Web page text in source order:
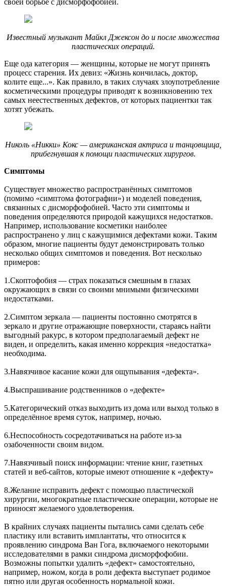
Известный музыкант Майкл Джексон до и после множества
пластических операций.
Еще ода категория — женщины, которые не могут принять
процесс старения. Их девиз: «Жизнь кончилась, доктор,
колите еще...». Как правило, в таких случаях злоупотребление
косметическими процедуры приводят к возникновению тех
самых неестественных дефектов, от которых пациентки так
хотят убежать.
Николь «Никки» Кокс — американская актриса и танцовщица,
прибегнувшая к помощи пластических хирургов.
Симптомы
Существует множество распространённых симптомов
(помимо «симптома фотографии») и моделей поведения,
связанных с дисморфофобией. Часто эти симптомы и
поведения определяются природой кажущихся недостатков.
Например, использование косметики наиболее
распространено у лиц с кажущимися дефектами кожи. Таким
образом, многие пациенты будут демонстрировать только
несколько общих симптомов и поведения. Вот несколько
примеров:
1.Скоптофобия — страх показаться смешным в глазах
окружающих в связи со своими мнимыми физическими
недостатками.
2.Симптом зеркала — пациенты постоянно смотрятся в
зеркало и другие отражающие поверхности, стараясь найти
выгодный ракурс, в котором предполагаемый дефект не
виден, и определить, какая именно коррекция «недостатка»
необходима.
3.Навязчивое касание кожи для ощупывания «дефекта».
4.Выспрашивание родственников о «дефекте»
5.Категорический отказ выходить из дома или выход только в
определённое время суток, например, ночью.
6.Неспособность сосредотачиваться на работе из-за
озабоченности своим видом.
7.Навязчивый поиск информации: чтение книг, газетных
статей и веб-сайтов, которые имеют отношение к «дефекту»
8.Желание исправить дефект с помощью пластической
хирургии, многократные пластические операции, которые не
приносят желаемого удовлетворения.
В крайних случаях пациенты пытались сами сделать себе
пластику или вставить имплантаты, что относится к
проявлению синдрома Ван Гога, включаемого некоторыми
исследователями в рамки синдрома дисморфофобии.
Возможны попытки удалить «дефект» самостоятельно,
например, ножом, когда в роли дефекта выступает родимое
пятно или другая особенность нормальной кожи.